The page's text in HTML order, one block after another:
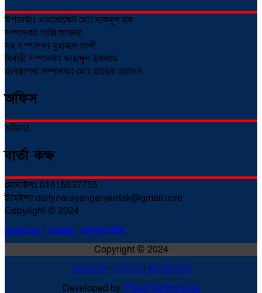
উপদেষ্টাঃ এডভোকেট মোঃ নাজমুল হক
সম্পাদকঃ পাপ্পি আক্তার
সহ সম্পাদকঃ মুহাম্মদ আলী
নির্বাহী সম্পাদকঃ ফাহাদুল ইসলাম
ব্যবস্থাপনা সম্পাদকঃ মোঃ তারেক হোসেন
অফিস
অফিসঃ
বার্তা কক্ষ
মোবাইলঃ 01615537755
ইমেইলঃ dailynarayanganjerdak@gmail.com
Copyright © 2024
আমাদের কথা! যোগাযোগ ! প্রাইভেসি পলিসি
Copyright © 2024
আমাদের কথা! যোগাযোগ ! প্রাইভেসি পলিসি
Developed by: Flash Technology